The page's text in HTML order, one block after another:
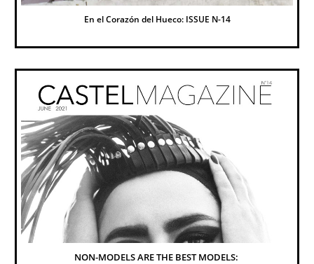
En el Corazón del Hueco: ISSUE N-14
NON-MODELS ARE THE BEST MODELS: